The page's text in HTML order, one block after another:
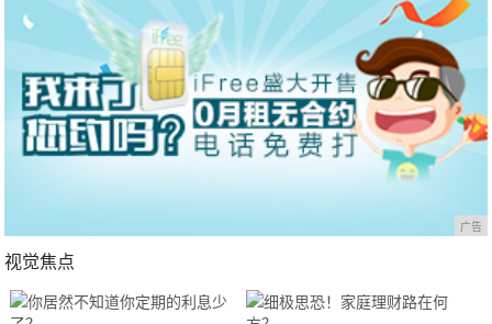
广告
视觉焦点